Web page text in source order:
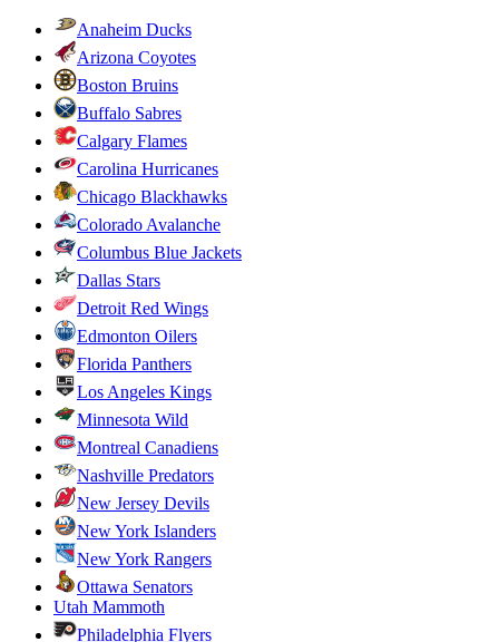
Anaheim Ducks
Arizona Coyotes
Boston Bruins
Buffalo Sabres
Calgary Flames
Carolina Hurricanes
Chicago Blackhawks
Colorado Avalanche
Columbus Blue Jackets
Dallas Stars
Detroit Red Wings
Edmonton Oilers
Florida Panthers
Los Angeles Kings
Minnesota Wild
Montreal Canadiens
Nashville Predators
New Jersey Devils
New York Islanders
New York Rangers
Ottawa Senators
Utah Mammoth
Philadelphia Flyers